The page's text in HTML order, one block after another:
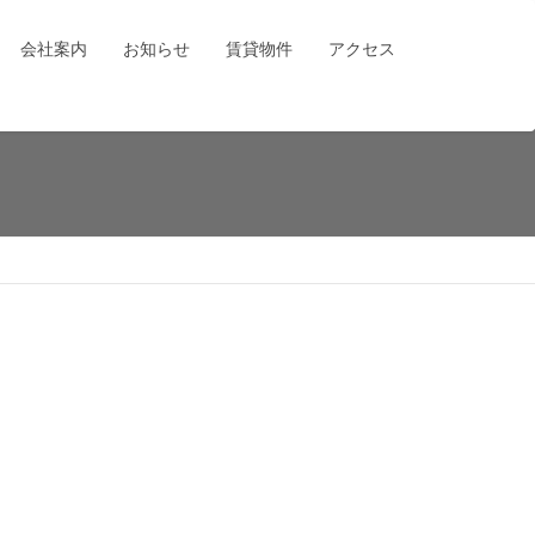
会社案内 お知らせ 賃貸物件 アクセス